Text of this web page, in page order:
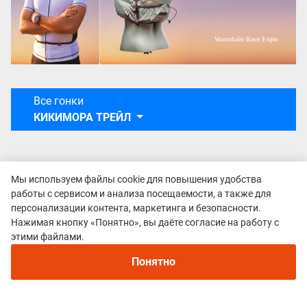
Все гонки
КИКИМОРА ТРЕЙЛ
Мы используем файлы cookie для повышения удобства
работы с сервисом и анализа посещаемости, а также для
персонализации контента, маркетинга и безопасности.
Нажимая кнопку «Понятно», вы даёте согласие на работу с
этими файлами.
Понятно